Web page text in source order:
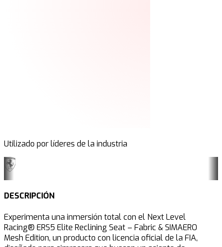
Utilizado por líderes de la industria
DESCRIPCIÓN
Experimenta una inmersión total con el Next Level
Racing® ERS5 Elite Reclining Seat – Fabric & SIMAERO
Mesh Edition, un producto con licencia oficial de la FIA,